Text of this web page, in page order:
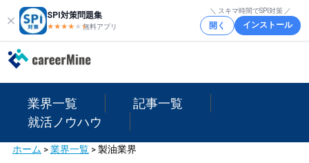
SPI対策問題集
★★★★ ★★
無料アプリ
＼ スキマ時間でSPI対策 ／
開く インストール
業界一覧
記事一覧
就活ノウハウ
ホーム >業界一覧>製油業界